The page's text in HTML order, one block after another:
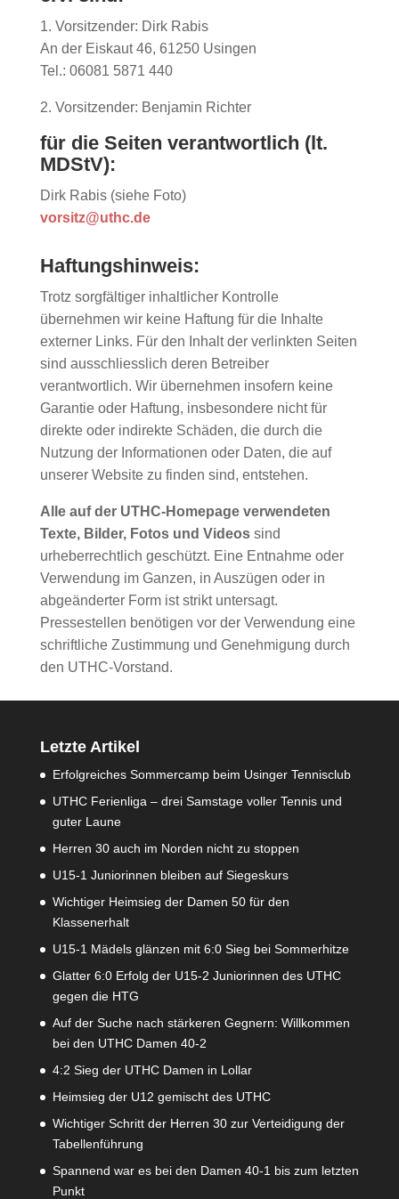
1. Vorsitzender: Dirk Rabis
An der Eiskaut 46, 61250 Usingen
Tel.: 06081 5871 440
2. Vorsitzender: Benjamin Richter
für die Seiten verantwortlich (lt.
MDStV):
Dirk Rabis (siehe Foto)
vorsitz@uthc.de
Haftungshinweis:
Trotz sorgfältiger inhaltlicher Kontrolle
übernehmen wir keine Haftung für die Inhalte
externer Links. Für den Inhalt der verlinkten Seiten
sind ausschliesslich deren Betreiber
verantwortlich. Wir übernehmen insofern keine
Garantie oder Haftung, insbesondere nicht für
direkte oder indirekte Schäden, die durch die
Nutzung der Informationen oder Daten, die auf
unserer Website zu finden sind, entstehen.
Alle auf der UTHC-Homepage verwendeten
Texte, Bilder, Fotos und Videossind
urheberrechtlich geschützt. Eine Entnahme oder
Verwendung im Ganzen, in Auszügen oder in
abgeänderter Form ist strikt untersagt.
Pressestellen benötigen vor der Verwendung eine
schriftliche Zustimmung und Genehmigung durch
den UTHC-Vorstand.
Letzte Artikel
Erfolgreiches Sommercamp beim Usinger Tennisclub
UTHC Ferienliga – drei Samstage voller Tennis und
guter Laune
Herren 30 auch im Norden nicht zu stoppen
U15-1 Juniorinnen bleiben auf Siegeskurs
Wichtiger Heimsieg der Damen 50 für den
Klassenerhalt
U15-1 Mädels glänzen mit 6:0 Sieg bei Sommerhitze
Glatter 6:0 Erfolg der U15-2 Juniorinnen des UTHC
gegen die HTG
Auf der Suche nach stärkeren Gegnern: Willkommen
bei den UTHC Damen 40-2
4:2 Sieg der UTHC Damen in Lollar
Heimsieg der U12 gemischt des UTHC
Wichtiger Schritt der Herren 30 zur Verteidigung der
Tabellenführung
Spannend war es bei den Damen 40-1 bis zum letzten
Punkt